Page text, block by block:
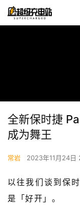
页
全新保时捷
成为舞王
常岩 2023年11月24日
以往我们谈到保
是「好开」。